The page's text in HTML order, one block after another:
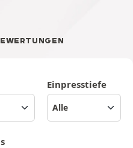
Einpresstiefe